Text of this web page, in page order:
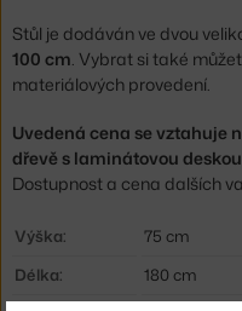
Stůl je dodáván ve dvou
100 cm. Vybrat si také
materiálových provedení.
Uvedená cena se vztahuje
dřevě s laminátovou
Dostupnost a cena dalších
Výška:
75 cm
Délka:
180 cm